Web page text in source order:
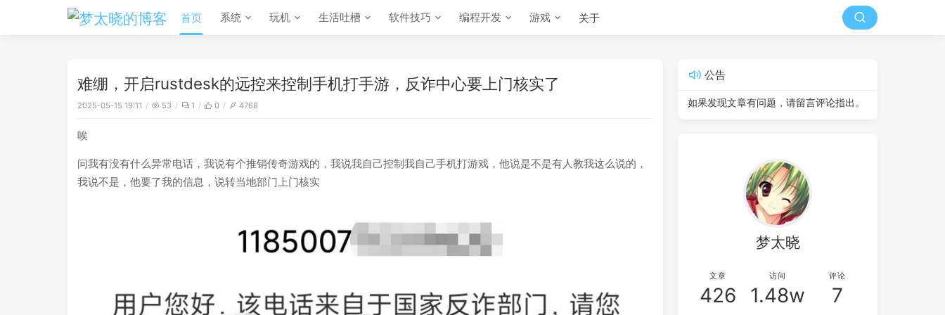
首页 系统 玩机 生活吐槽 软件技巧 编程开发 游戏 关于
难绷，开启rustdesk的远控来控制手机打手游，反诈中心要上门核实了
2025-05-15 19:11 53 1 0 4768
唉
问我有没有什么异常电话，我说有个推销传奇游戏的，我说我自己控制我自己手机打游戏，他说是不是有人教我这么说的，
我说不是，他要了我的信息，说转当地部门上门核实
公告
如果发现文章有问题，请留言评论指出。
梦太晓
文章
426
访问
1.48w
评论
7